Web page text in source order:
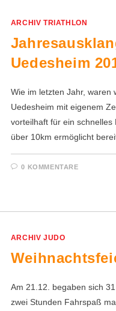
ARCHIV TRIATHLON
Uedesheim
Wie im letzten Jahr, waren
Uedesheim mit eigenem
vorteilhaft für ein
über 10km ermöglicht
0 KOMMENTARE
ARCHIV JUDO
Am 21.12. begaben sich
zwei Stunden Fahrspaß